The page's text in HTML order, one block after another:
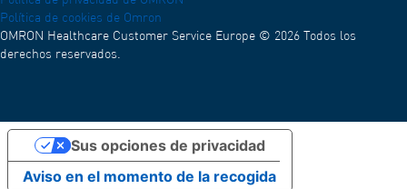
Política de cookies de Omron
OMRON Healthcare Customer Service Europe © 2026 Todos los
derechos reservados.
Aviso en el momento de la recogida
Sus opciones de privacidad